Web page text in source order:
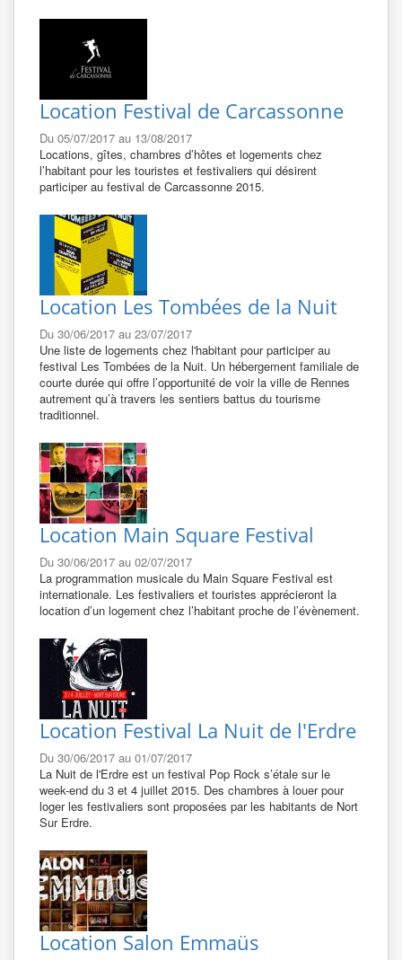
Location Festival de Carcassonne
Du 05/07/2017 au 13/08/2017
Locations, gîtes, chambres d’hôtes et logements chez
l’habitant pour les touristes et festivaliers qui désirent
participer au festival de Carcassonne 2015.
Location Les Tombées de la Nuit
Du 30/06/2017 au 23/07/2017
Une liste de logements chez l'habitant pour participer au
festival Les Tombées de la Nuit. Un hébergement familiale de
courte durée qui offre l’opportunité de voir la ville de Rennes
autrement qu’à travers les sentiers battus du tourisme
traditionnel.
Location Main Square Festival
Du 30/06/2017 au 02/07/2017
La programmation musicale du Main Square Festival est
internationale. Les festivaliers et touristes apprécieront la
location d’un logement chez l’habitant proche de l’évènement.
Location Festival La Nuit de l'Erdre
Du 30/06/2017 au 01/07/2017
La Nuit de l'Erdre est un festival Pop Rock s’étale sur le
week-end du 3 et 4 juillet 2015. Des chambres à louer pour
loger les festivaliers sont proposées par les habitants de Nort
Sur Erdre.
Location Salon Emmaüs